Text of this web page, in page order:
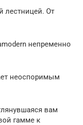
лестницей. От
непременно
неоспоримым
вам
гамме к